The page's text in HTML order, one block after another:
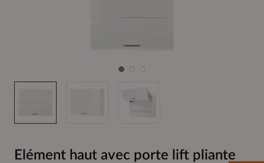
Elément haut avec porte lift pliante